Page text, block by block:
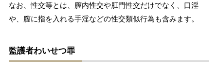
なお、性交等とは、膣内性交や肛門性交だけでなく、口淫
や、膣に指を入れる手淫などの性交類似行為も含みます。
監護者わいせつ罪